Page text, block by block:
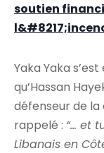
soutien
Yaka Yaka
qu’Hassan
défenseur de la
rappelé : “… et
Libanais en